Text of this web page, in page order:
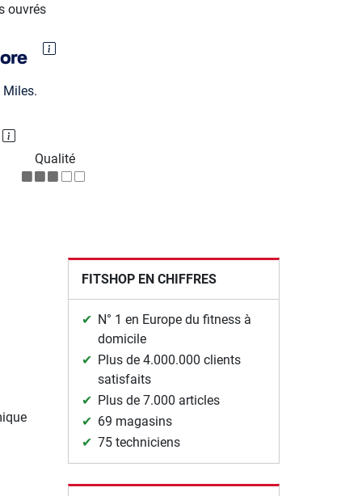
ouvrés
Miles.
Qualité
FITSHOP EN CHIFFRES
N° 1 en Europe du fitness à
domicile
Plus de 4.000.000 clients
satisfaits
Plus de 7.000 articles
69 magasins
75 techniciens